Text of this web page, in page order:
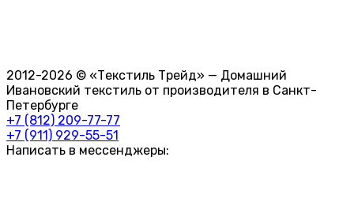
2012-2026 © «Текстиль Трейд» — Домашний
Ивановский текстиль от производителя в Санкт-
Петербурге
+7 (812) 209-77-77
+7 (911) 929-55-51
Написать в мессенджеры: